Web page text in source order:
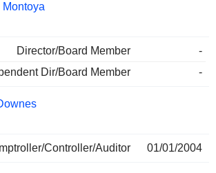
Montoya
Director/Board Member
-
Dir/Board Member
-
Controller/Auditor 01/01/2004